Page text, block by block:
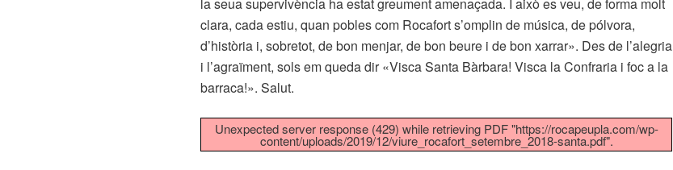
clara, cada estiu, quan pobles com Rocafort s’omplin de música, de pólvora,
d’història i, sobretot, de bon menjar, de bon beure i de bon xarrar». Des de l’alegria
i l’agraïment, sols em queda dir «Visca Santa Bàrbara! Visca la Confraria i foc a la
barraca!». Salut.
Unexpected server response (429) while retrieving PDF "https://rocapeupla.com/wp-
content/uploads/2019/12/viure_rocafort_setembre_2018-santa.pdf".